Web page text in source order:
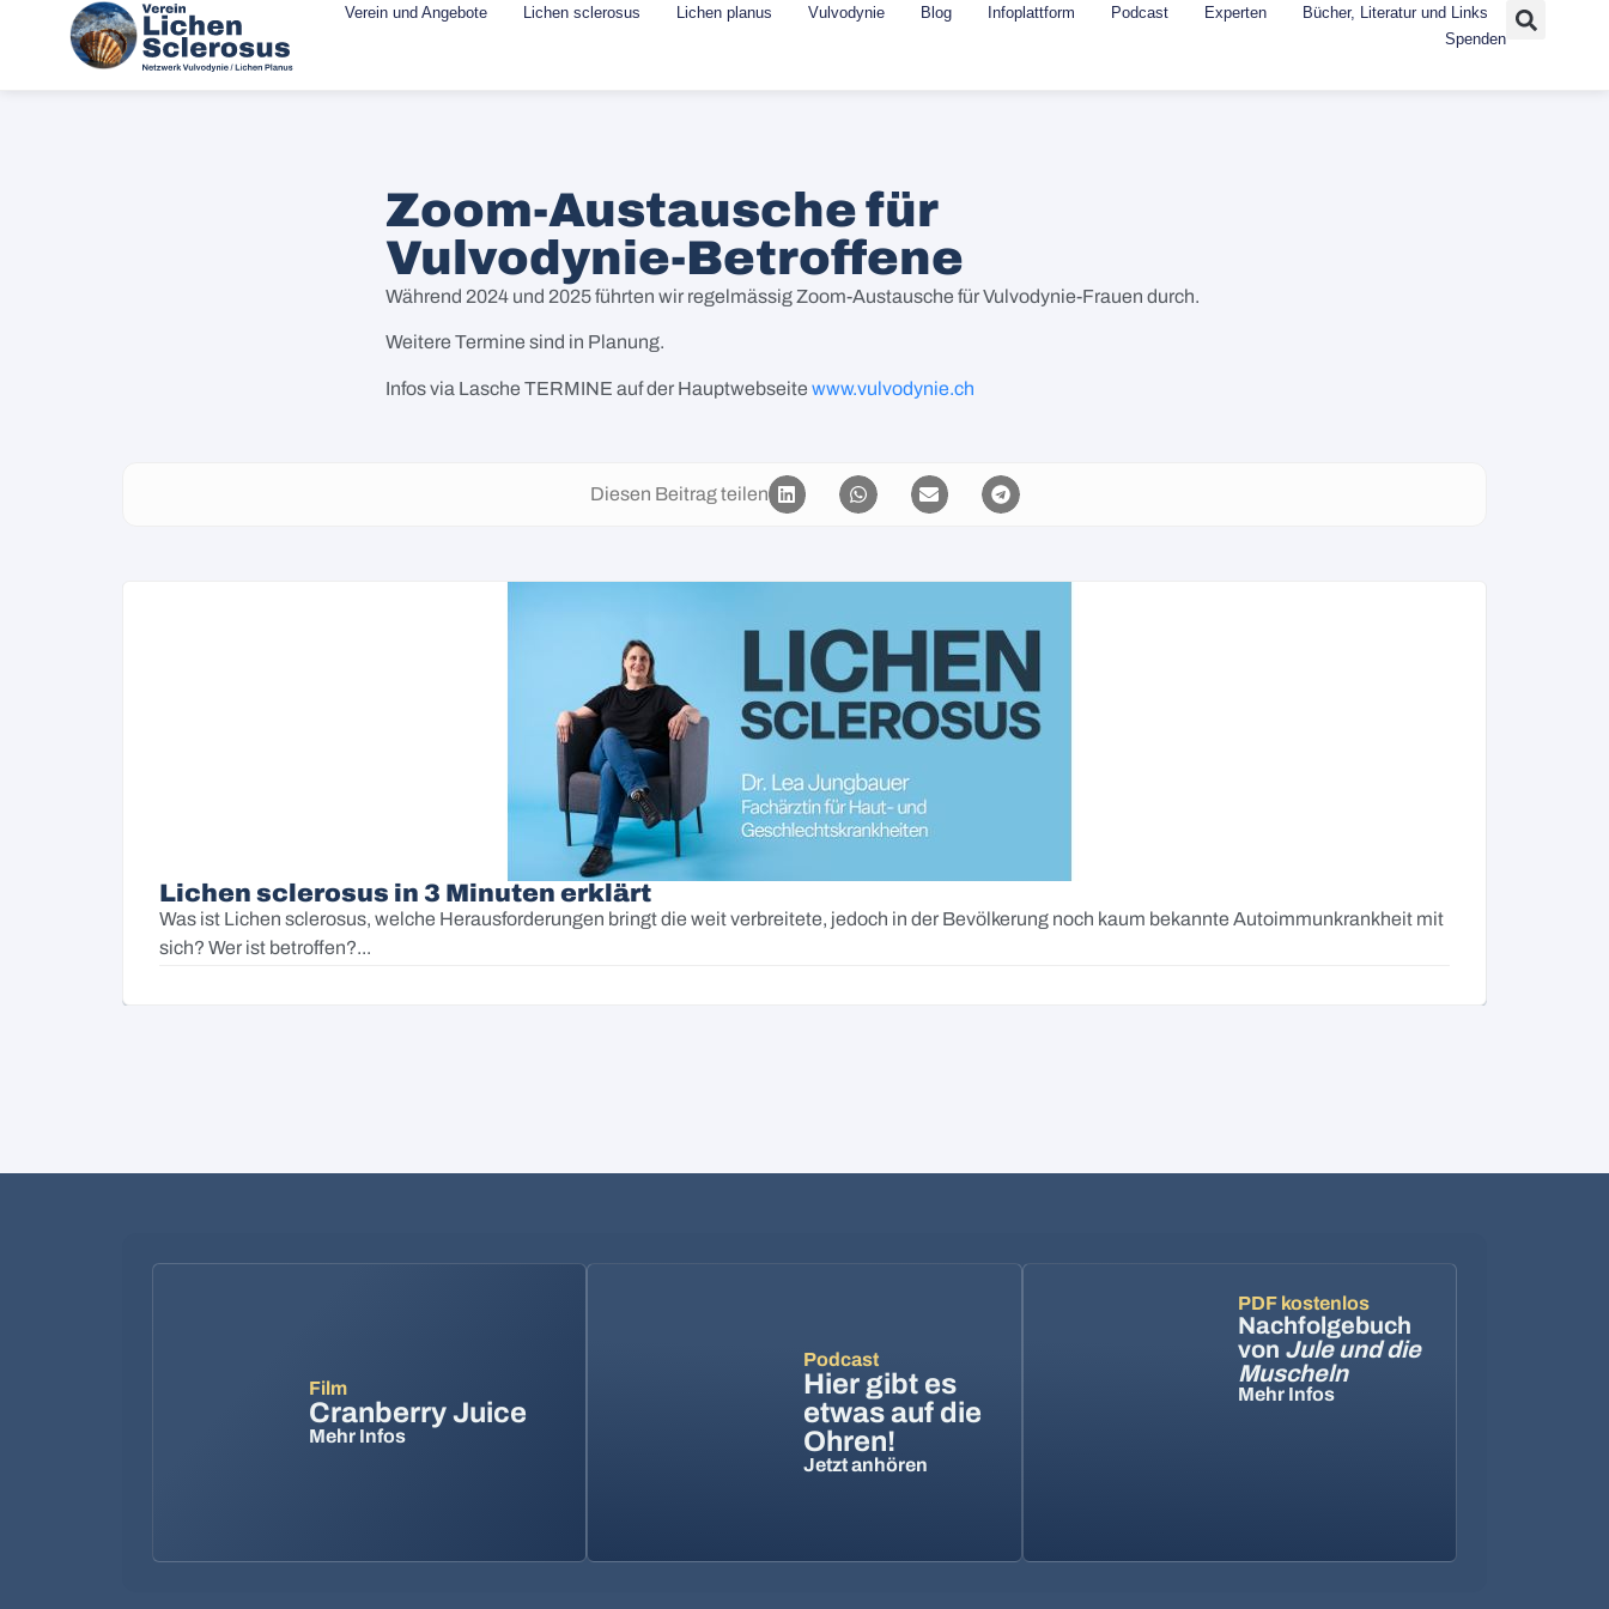
Verein und Angebote Lichen sclerosus Lichen planus Vulvodynie Blog Infoplattform Podcast Experten
Bücher, Literatur und Links
Spenden
Zoom-Austausche für
Vulvodynie-Betroffene
Während 2024 und 2025 führten wir regelmässig Zoom-Austausche für Vulvodynie-Frauen durch.
Weitere Termine sind in Planung.
Infos via Lasche TERMINE auf der Hauptwebseite www.vulvodynie.ch
Diesen Beitrag teilen
Lichen sclerosus in 3 Minuten erklärt
Was ist Lichen sclerosus, welche Herausforderungen bringt die weit verbreitete, jedoch in der Bevölkerung noch kaum bekannte Autoimmunkrankheit mit
sich? Wer ist betroffen?...
Film
Cranberry Juice
Mehr Infos
Podcast
Hier gibt es
etwas auf die
Ohren!
Jetzt anhören
PDF kostenlos
Nachfolgebuch
von Jule und die
Muscheln
Mehr Infos